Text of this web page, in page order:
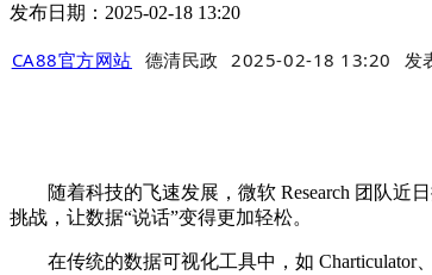
发布日期：2025-02-18 13:20
CA88官方网站 德清民政 2025-02-18 13:20 发
随着科技的飞速发展，微软 Research 团队近日
挑战，让数据“说话”变得更加轻松。
在传统的数据可视化工具中，如 Charticulator、